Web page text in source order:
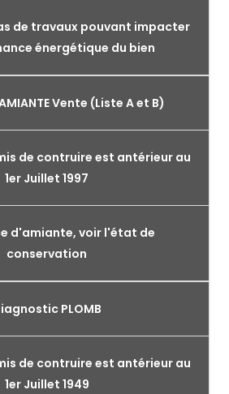
de travaux pouvant impacter
énergétique du bien
Vente (Liste A et B)
de contruire est antérieur au
1er Juillet 1997
d'amiante, voir l'état de
conservation
PLOMB
de contruire est antérieur au
1er Juillet 1949